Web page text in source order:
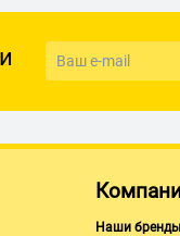
Наши бренды